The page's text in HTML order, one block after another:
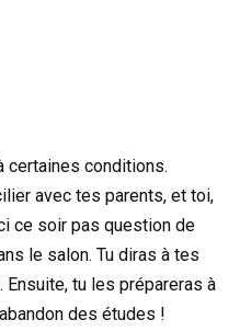
certaines conditions.
avec tes parents, et toi,
ce soir pas question de
le salon. Tu diras à tes
tu les prépareras à
des études !